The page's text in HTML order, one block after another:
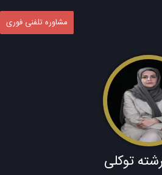
مشاوره تلفنی فوری
توکلی